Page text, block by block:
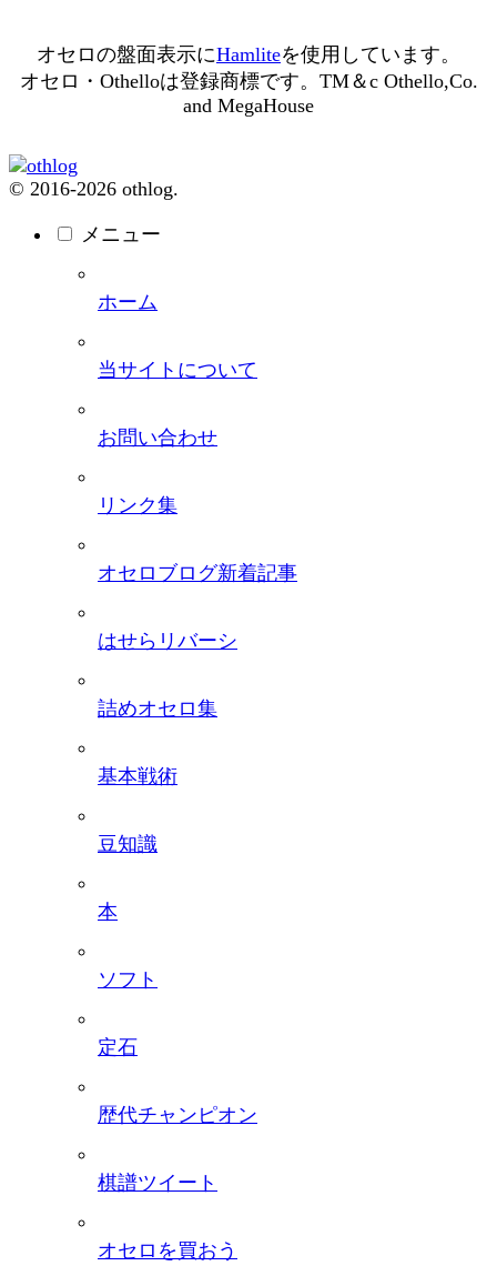
オセロの盤面表示にHamliteを使用しています。
オセロ・Othelloは登録商標です。TM＆c Othello,Co.
and MegaHouse
© 2016-2026 othlog.
メニュー
ホーム
当サイトについて
お問い合わせ
リンク集
オセロブログ新着記事
はせらリバーシ
詰めオセロ集
基本戦術
豆知識
本
ソフト
定石
歴代チャンピオン
棋譜ツイート
オセロを買おう